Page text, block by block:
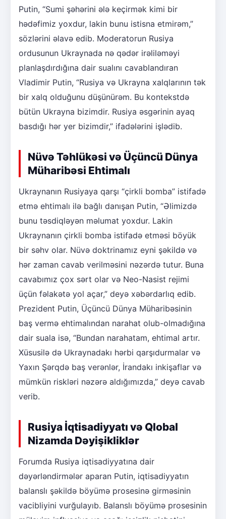
Putin, “Sumi şəhərini ələ keçirmək kimi bir
hədəfimiz yoxdur, lakin bunu istisna etmirəm,”
sözlərini əlavə edib. Moderatorun Rusiya
ordusunun Ukraynada nə qədər irəliləməyi
planlaşdırdığına dair sualını cavablandıran
Vladimir Putin, “Rusiya və Ukrayna xalqlarının tək
bir xalq olduğunu düşünürəm. Bu kontekstdə
bütün Ukrayna bizimdir. Rusiya əsgərinin ayaq
basdığı hər yer bizimdir,” ifadələrini işlədib.
Nüvə Təhlükəsi və Üçüncü Dünya
Müharibəsi Ehtimalı
Ukraynanın Rusiyaya qarşı “çirkli bomba” istifadə
etmə ehtimalı ilə bağlı danışan Putin, “Əlimizdə
bunu təsdiqləyən məlumat yoxdur. Lakin
Ukraynanın çirkli bomba istifadə etməsi böyük
bir səhv olar. Nüvə doktrinamız eyni şəkildə və
hər zaman cavab verilməsini nəzərdə tutur. Buna
cavabımız çox sərt olar və Neo-Nasist rejimi
üçün fəlakətə yol açar,” deyə xəbərdarlıq edib.
Prezident Putin, Üçüncü Dünya Müharibəsinin
baş vermə ehtimalından narahat olub-olmadığına
dair suala isə, “Bundan narahatam, ehtimal artır.
Xüsusilə də Ukraynadakı hərbi qarşıdurmalar və
Yaxın Şərqdə baş verənlər, İrandakı inkişaflar və
mümkün riskləri nəzərə aldığımızda,” deyə cavab
verib.
Rusiya İqtisadiyyatı və Qlobal
Nizamda Dəyişikliklər
Forumda Rusiya iqtisadiyyatına dair
dəyərləndirmələr aparan Putin, iqtisadiyyatın
balanslı şəkildə böyümə prosesinə girməsinin
vacibliyini vurğulayıb. Balanslı böyümə prosesinin